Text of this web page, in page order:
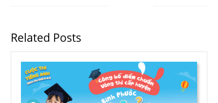
Related Posts